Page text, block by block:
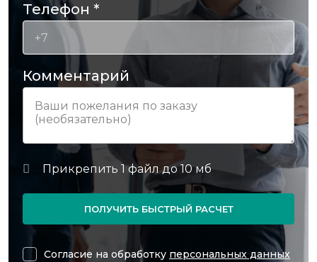
Телефон *
Комментарий
ПОЛУЧИТЬ БЫСТРЫЙ РАСЧЕТ
Согласие на обработку персональных данных